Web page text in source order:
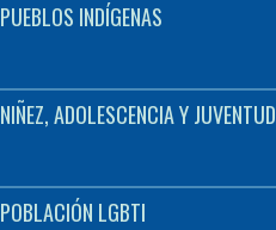
PUEBLOS INDÍGENAS
NIÑEZ, ADOLESCENCIA Y JUVENTUD
POBLACIÓN LGBTI